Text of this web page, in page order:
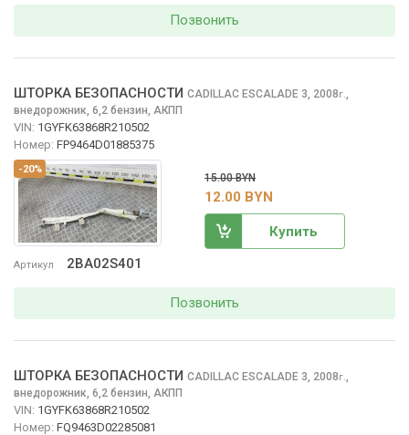
Позвонить
-20%
Артикул 2BA02S401
ШТОРКА БЕЗОПАСНОСТИ CADILLAC ESCALADE 3, 2008г.
внедорожник, 6,2 бензин, АКПП
VIN: 1GYFK63868R210502
Номер: FP9464D01885375
15.00 BYN
12.00 BYN
Купить
Позвонить
ШТОРКА БЕЗОПАСНОСТИ CADILLAC ESCALADE 3, 2008г.
внедорожник, 6,2 бензин, АКПП
VIN: 1GYFK63868R210502
Номер: FQ9463D02285081